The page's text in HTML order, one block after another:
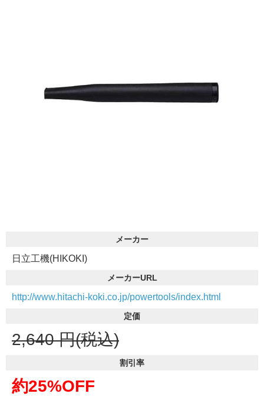
メーカー
日立工機(HIKOKI)
メーカーURL
http://www.hitachi-koki.co.jp/powertools/index.html
定価
2,640 円(税込)
割引率
約25%OFF